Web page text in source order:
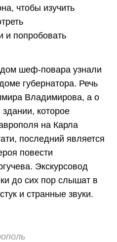
чтобы изучить
и попробовать
шеф-повара узнали
губернатора. Речь
Владимирова, а о
которое
на Карла
последний является
повести
Экскурсовод
до сих пор слышат в
и странные звуки.